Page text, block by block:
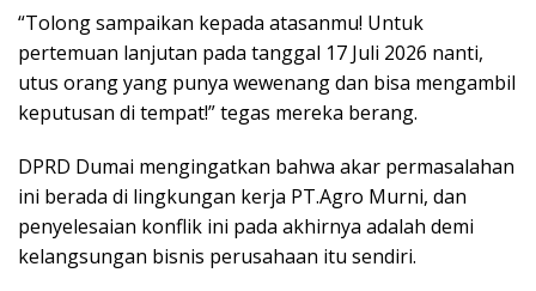
“Tolong sampaikan kepada atasanmu! Untuk
pertemuan lanjutan pada tanggal 17 Juli 2026 nanti,
utus orang yang punya wewenang dan bisa mengambil
keputusan di tempat!” tegas mereka berang.
DPRD Dumai mengingatkan bahwa akar permasalahan
ini berada di lingkungan kerja PT.Agro Murni, dan
penyelesaian konflik ini pada akhirnya adalah demi
kelangsungan bisnis perusahaan itu sendiri.